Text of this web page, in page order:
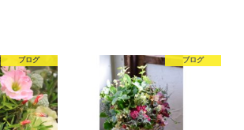
ブログ ブログ